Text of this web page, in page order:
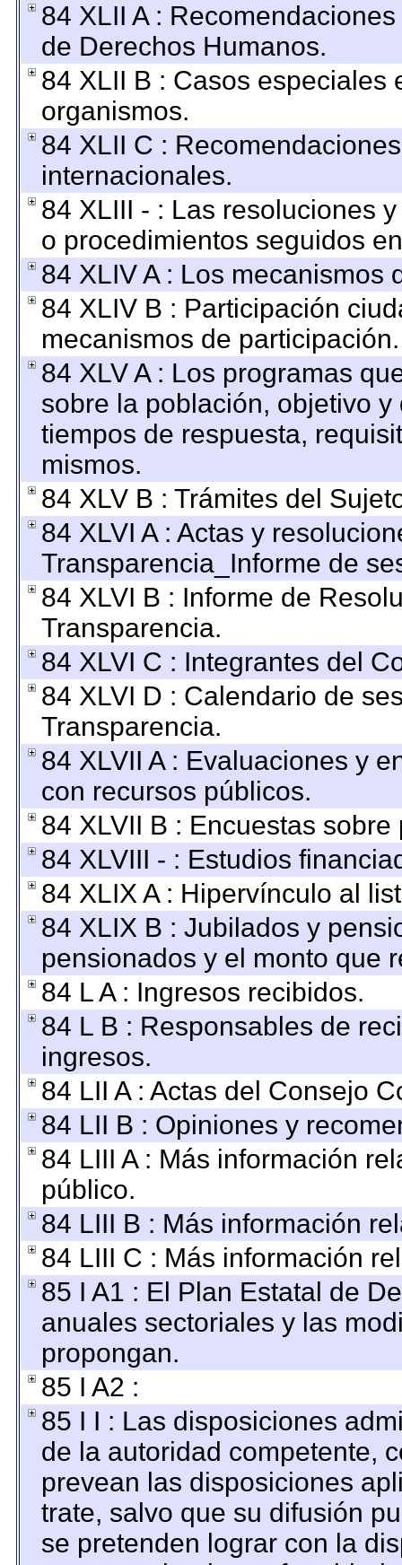
84 XLII A :
de Derechos Humanos.
84 XLII B : Casos especiales
organismos.
84 XLII C :
internacionales.
84 XLIII - : Las resoluciones
o procedimientos seguidos
84 XLIV A : Los mecanismos
84 XLIV B : Participación
mecanismos de participación.
84 XLV A : Los programas
sobre la población, objetivo
tiempos de respuesta,
mismos.
84 XLV B : Trámites del
84 XLVI A : Actas y
Transparencia_Informe de
84 XLVI B : Informe de
Transparencia.
84 XLVI C : Integrantes del
84 XLVI D : Calendario de
Transparencia.
84 XLVII A : Evaluaciones y
con recursos públicos.
84 XLVII B : Encuestas sobre
84 XLVIII - : Estudios
84 XLIX A : Hipervínculo al
84 XLIX B : Jubilados y
pensionados y el monto que
84 L A : Ingresos recibidos.
84 L B : Responsables de
ingresos.
84 LII A : Actas del Consejo
84 LII B : Opiniones y
84 LIII A : Más información
público.
84 LIII B : Más información
84 LIII C : Más información
85 I A1 : El Plan Estatal de
anuales sectoriales y las
propongan.
85 I A2 :
85 I I : Las disposiciones
de la autoridad competente,
prevean las disposiciones
trate, salvo que su difusión
se pretenden lograr con la